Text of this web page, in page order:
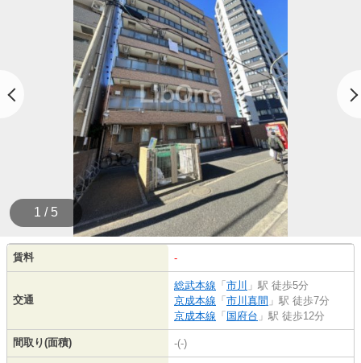
1 / 5
賃料 -
交通
総武本線 「 市川 」駅 徒歩5分
京成本線 「 市川真間 」駅 徒歩7分
京成本線 「 国府台 」駅 徒歩12分
間取り(面積) -(-)